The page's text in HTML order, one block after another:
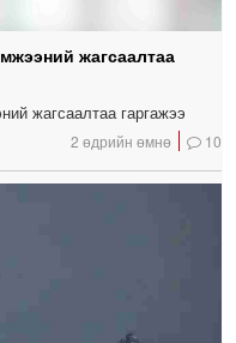
жагсаалтаа
жагсаалтаа гаргажээ
2 өдрийн өмнө 10